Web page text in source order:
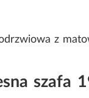
z
szafa